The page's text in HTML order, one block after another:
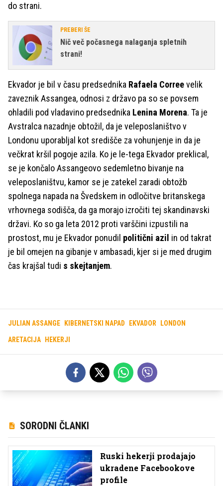
do strani.
PREBERI ŠE
Nič več počasnega nalaganja spletnih
strani!
Ekvador je bil v času predsednika Rafaela Correevelik
zaveznik Assangea, odnosi z državo pa so se povsem
ohladili pod vladavino predsednika Lenina Morena. Ta je
Avstralca nazadnje obtožil, da je veleposlaništvo v
Londonu uporabljal kot središče za vohunjenje in da je
večkrat kršil pogoje azila. Ko je le-tega Ekvador preklical,
se je končalo Assangeovo sedemletno bivanje na
veleposlaništvu, kamor se je zatekel zaradi obtožb
spolnega napada na Švedskem in odločitve britanskega
vrhovnega sodišča, da ga morajo izročiti tej skandinavski
državi. Ko so ga leta 2012 proti varščini izpustili na
prostost, mu je Ekvador ponudil politični azil in od takrat
je bil omejen na gibanje v ambasadi, kjer si je med drugim
čas krajšal tudi s skejtanjem.
JULIAN ASSANGE KIBERNETSKI NAPAD EKVADOR LONDON
ARETACIJA HEKERJI
SORODNI ČLANKI
Ruski hekerji prodajajo
ukradene Facebookove
profile